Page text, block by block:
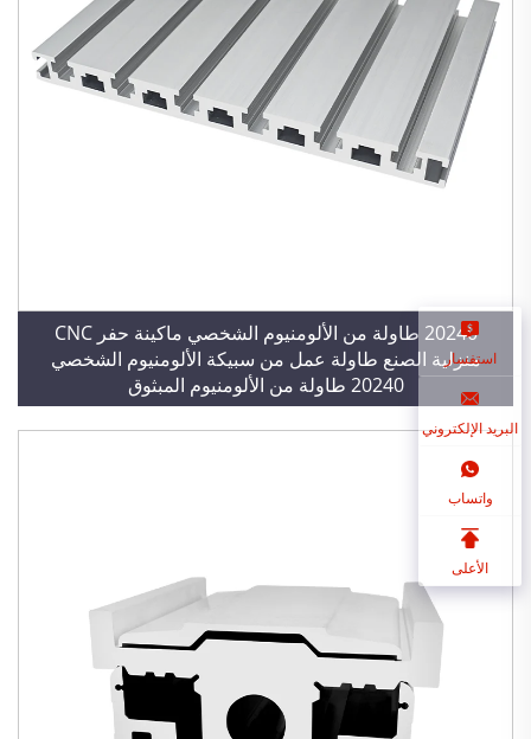
20240 طاولة من الألومنيوم الشخصي ماكينة حفر CNC
منزلية الصنع طاولة عمل من سبيكة الألومنيوم الشخصي
20240 طاولة من الألومنيوم المبثوق
استفسار
البريد الإلكتروني
واتساب
الأعلى